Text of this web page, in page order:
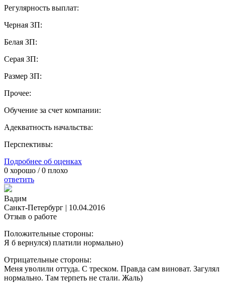
Регулярность выплат:
Черная ЗП:
Белая ЗП:
Серая ЗП:
Размер ЗП:
Прочее:
Обучение за счет компании:
Адекватность начальства:
Перспективы:
Подробнее об оценках
0 хорошо /0 плохо
ответить
Вадим
Санкт-Петербург | 10.04.2016
Отзыв о работе
Положительные стороны:
Я б вернулся) платили нормально)
Отрицательные стороны:
Меня уволили оттуда. С треском. Правда сам виноват. Загулял
нормально. Там терпеть не стали. Жаль)